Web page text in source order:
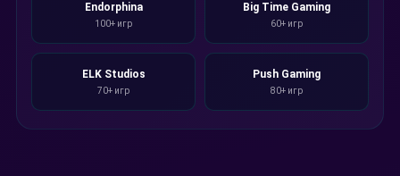
Endorphina
100+ игр
Big Time Gaming
60+ игр
ELK Studios
70+ игр
Push Gaming
80+ игр